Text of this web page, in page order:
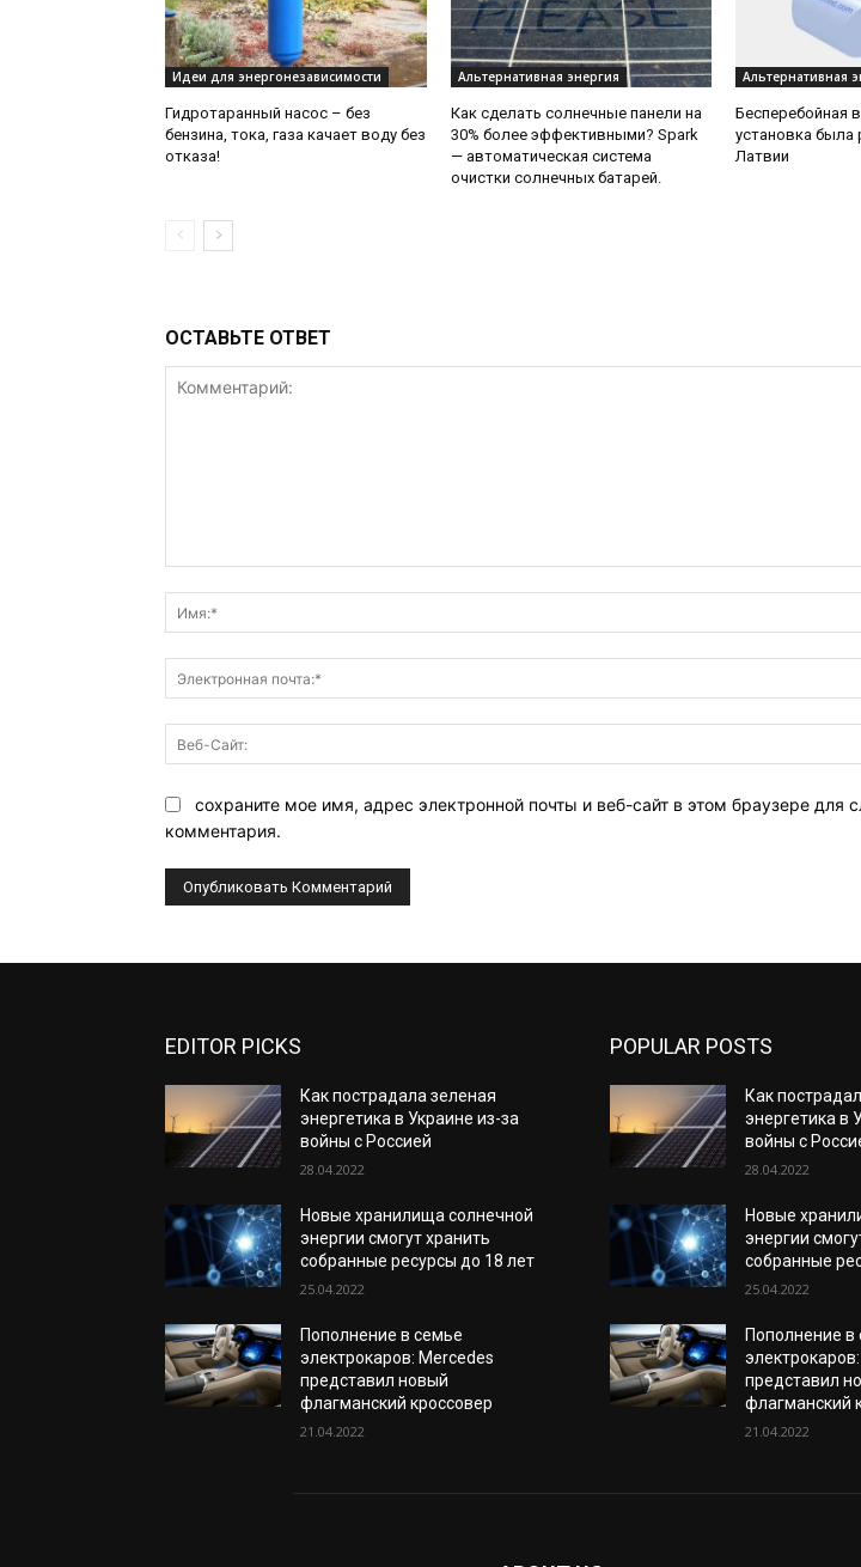
Идеи для энергонезависимости
Гидротаранный насос – без
бензина, тока, газа качает воду без
отказа!
Альтернативная энергия
Как сделать солнечные панели на
30% более эффективными? Spark
— автоматическая система
очистки солнечных батарей.
Альтернативная
Бесперебойная
установка была
Латвии
ОСТАВЬТЕ ОТВЕТ
сохраните мое имя, адрес электронной почты и веб-сайт в этом браузере для
комментария.
EDITOR PICKS
Как пострадала зеленая
энергетика в Украине из-за
войны с Россией
28.04.2022
Новые хранилища солнечной
энергии смогут хранить
собранные ресурсы до 18 лет
25.04.2022
Пополнение в семье
электрокаров: Mercedes
представил новый
флагманский кроссовер
21.04.2022
POPULAR POSTS
Как
энергетика в
войны с
28.04.2022
Новые
энергии
собранные
25.04.2022
Пополнение в
представил
флагманский
21.04.2022